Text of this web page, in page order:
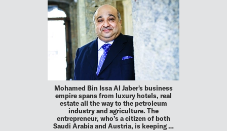
Mohamed Bin Issa Al Jaber's business
empire spans from luxury hotels, real
estate all the way to the petroleum
industry and agriculture. The
entrepreneur, who’s a citizen of both
Saudi Arabia and Austria, is keeping …